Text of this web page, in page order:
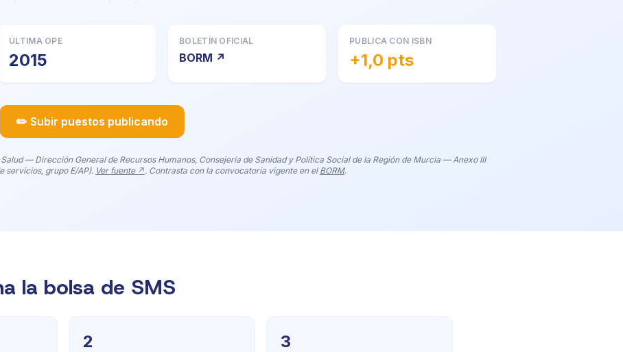
ÚLTIMA OPE
2015
BOLETÍN OFICIAL
BORM ↗
PUBLICA CON ISBN
+1,0 pts
✏️ Subir puestos publicando
— Dirección General de Recursos Humanos, Consejería de Sanidad y Política Social de la Región de Murcia — Anexo III
servicios, grupo E/AP). Ver fuente ↗. Contrasta con la convocatoria vigente en el BORM.
la bolsa de SMS
2 3